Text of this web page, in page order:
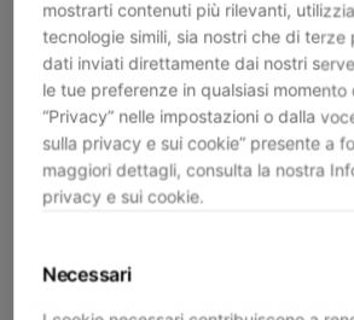
mostrarti contenuti più rilevanti,
tecnologie simili, sia nostri che di terze
dati inviati direttamente dai nostri
le tue preferenze in qualsiasi momento
“Privacy” nelle impostazioni o dalla
sulla privacy e sui cookie” presente a
maggiori dettagli, consulta la nostra
privacy e sui cookie.
Necessari